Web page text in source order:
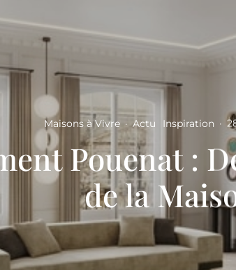
Maisons à Vivre · Actu Inspiration ·
Pouenat :
de la